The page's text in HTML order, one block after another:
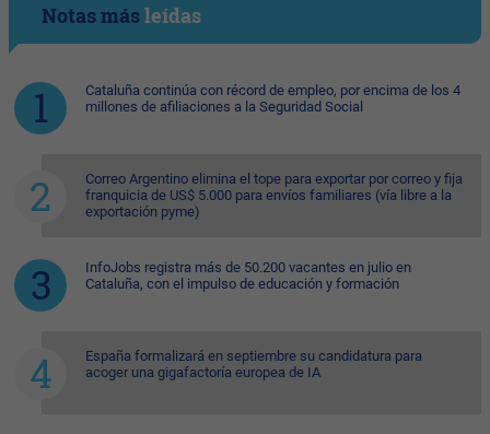
Notas másleídas
Cataluña continúa con récord de empleo, por encima de los 4
millones de afiliaciones a la Seguridad Social
Correo Argentino elimina el tope para exportar por correo y fija
franquicia de US$ 5.000 para envíos familiares (vía libre a la
exportación pyme)
InfoJobs registra más de 50.200 vacantes en julio en
Cataluña, con el impulso de educación y formación
España formalizará en septiembre su candidatura para
acoger una gigafactoría europea de IA